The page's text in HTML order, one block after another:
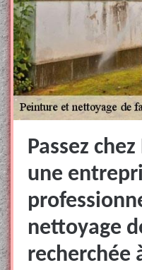
Passez
une
nettoyage
recherchée